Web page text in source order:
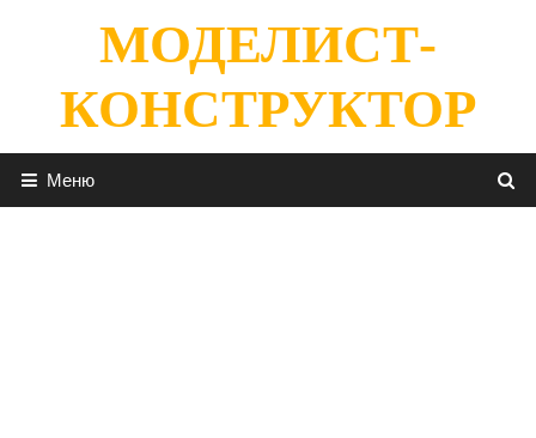
содержимомуМОДЕЛИСТ-
КОНСТРУКТОР
Меню